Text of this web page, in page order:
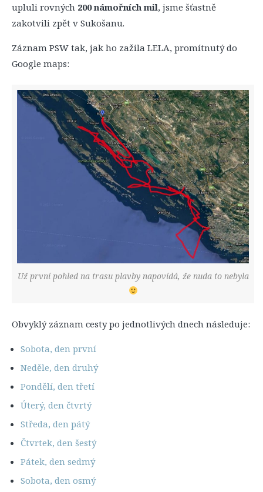
upluli rovných 200 námořních mil, jsme šťastně
zakotvili zpět v Sukošanu.
Záznam PSW tak, jak ho zažila LELA, promítnutý do
Google maps:
Už první pohled na trasu plavby napovídá, že nuda to nebyla
Obvyklý záznam cesty po jednotlivých dnech následuje:
Sobota, den první
Neděle, den druhý
Pondělí, den třetí
Úterý, den čtvrtý
Středa, den pátý
Čtvrtek, den šestý
Pátek, den sedmý
Sobota, den osmý